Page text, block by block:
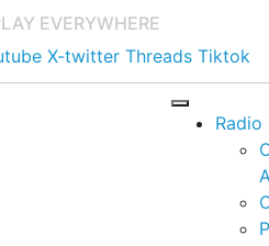
EVERYWHERE
X-twitter Threads Tiktok
Radio